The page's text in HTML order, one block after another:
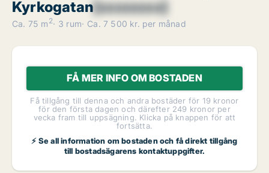
Kyrkogatan[xxxxxxxx]
Ca. 75 m 2 3 rum Ca. 7 500 kr. per månad
FÅ MER INFO OM BOSTADEN
Få tillgång till denna och andra bostäder för 19 kronor
för den första dagen och därefter 249 kronor per
vecka fram till uppsägning. Klicka på knappen för att
fortsätta.
⚡ Se all information om bostaden och få direkt tillgång
till bostadsägarens kontaktuppgifter.